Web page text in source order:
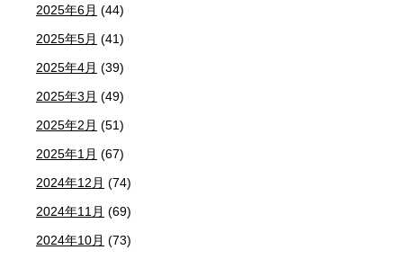
2025年6月 (44)
2025年5月 (41)
2025年4月 (39)
2025年3月 (49)
2025年2月 (51)
2025年1月 (67)
2024年12月 (74)
2024年11月 (69)
2024年10月 (73)